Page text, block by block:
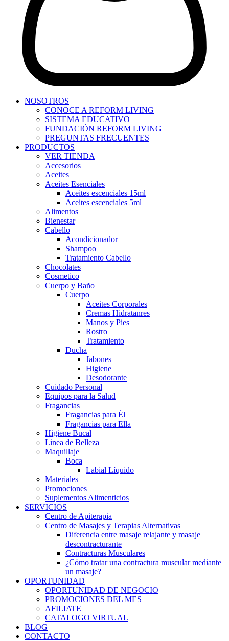
NOSOTROS
CONOCE A REFORM LIVING
SISTEMA EDUCATIVO
FUNDACIÓN REFORM LIVING
PREGUNTAS FRECUENTES
PRODUCTOS
VER TIENDA
Accesorios
Aceites
Aceites Esenciales
Aceites escenciales 15ml
Aceites escenciales 5ml
Alimentos
Bienestar
Cabello
Acondicionador
Shampoo
Tratamiento Cabello
Chocolates
Cosmetico
Cuerpo y Baño
Cuerpo
Aceites Corporales
Cremas Hidratanres
Manos y Pies
Rostro
Tratamiento
Ducha
Jabones
Higiene
Desodorante
Cuidado Personal
Equipos para la Salud
Fragancias
Fragancias para Él
Fragancias para Ella
Higiene Bucal
Linea de Belleza
Maquillaje
Boca
Labial Líquido
Materiales
Promociones
Suplementos Alimenticios
SERVICIOS
Centro de Apiterapia
Centro de Masajes y Terapias Alternativas
Diferencia entre masaje relajante y masaje
descontracturante
Contracturas Musculares
¿Cómo tratar una contractura muscular mediante
un masaje?
OPORTUNIDAD
OPORTUNIDAD DE NEGOCIO
PROMOCIONES DEL MES
AFILIATE
CATALOGO VIRTUAL
BLOG
CONTACTO